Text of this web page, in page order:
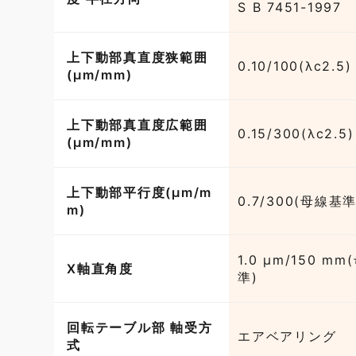
S B 7451-1997
上下動部真直度狭範囲
(µm/mm)
0.10/100(λc2.5)
上下動部真直度広範囲
(µm/mm)
0.15/300(λc2.5)
上下動部平行度(µm/m
m)
0.7/300(母線基
X軸直角度
1.0 μm/150 mm(
準)
回転テーブル部 軸受方
式
エアベアリング